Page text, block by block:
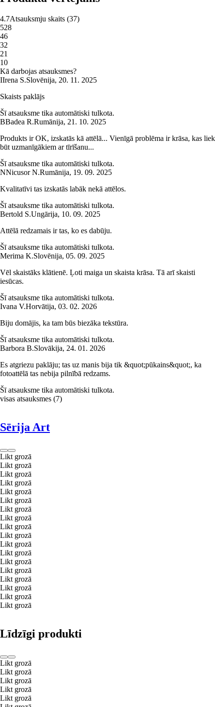
4.7Atsauksmju skaits (37)
528
46
32
21
10
Kā darbojas atsauksmes?
IIrena S.Slovēnija, 20. 11. 2025
Skaists paklājs
Šī atsauksme tika automātiski tulkota.
BBadea R.Rumānija, 21. 10. 2025
Produkts ir OK, izskatās kā attēlā... Vienīgā problēma ir krāsa, kas liek
būt uzmanīgākiem ar tīrīšanu...
Šī atsauksme tika automātiski tulkota.
NNicusor N.Rumānija, 19. 09. 2025
Kvalitatīvi tas izskatās labāk nekā attēlos.
Šī atsauksme tika automātiski tulkota.
Bertold S.Ungārija, 10. 09. 2025
Attēlā redzamais ir tas, ko es dabūju.
Šī atsauksme tika automātiski tulkota.
Merima K.Slovēnija, 05. 09. 2025
Vēl skaistāks klātienē. Ļoti maiga un skaista krāsa. Tā arī skaisti
iesūcas.
Šī atsauksme tika automātiski tulkota.
Ivana V.Horvātija, 03. 02. 2026
Biju domājis, ka tam būs biezāka tekstūra.
Šī atsauksme tika automātiski tulkota.
Barbora B.Slovākija, 24. 01. 2026
Es atgriezu paklāju; tas uz manis bija tik &quot;pūkains&quot;, ka
fotoattēlā tas nebija pilnībā redzams.
Šī atsauksme tika automātiski tulkota.
visas atsauksmes (7)
Sērija Art
Likt grozā
Likt grozā
Likt grozā
Likt grozā
Likt grozā
Likt grozā
Likt grozā
Likt grozā
Likt grozā
Likt grozā
Likt grozā
Likt grozā
Likt grozā
Likt grozā
Likt grozā
Likt grozā
Likt grozā
Likt grozā
Līdzīgi produkti
Likt grozā
Likt grozā
Likt grozā
Likt grozā
Likt grozā